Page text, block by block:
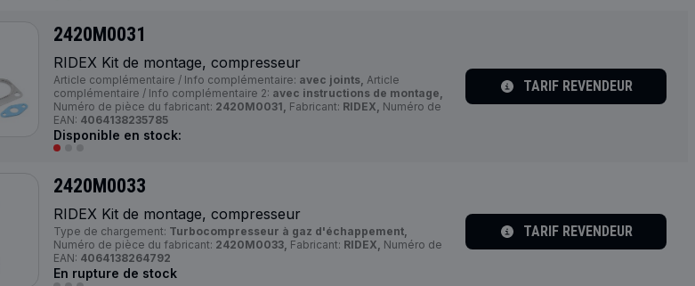
2420M0031
RIDEX Kit de montage, compresseur
Article complémentaire / Info complémentaire: avec joints, Article
complémentaire / Info complémentaire 2: avec instructions de montage,
Numéro de pièce du fabricant: 2420M0031, Fabricant: RIDEX, Numéro de
EAN: 4064138235785
Disponible en stock:
TARIF REVENDEUR
2420M0033
RIDEX Kit de montage, compresseur
Type de chargement: Turbocompresseur à gaz d'échappement,
Numéro de pièce du fabricant: 2420M0033, Fabricant: RIDEX, Numéro de
EAN: 4064138264792
En rupture de stock
TARIF REVENDEUR